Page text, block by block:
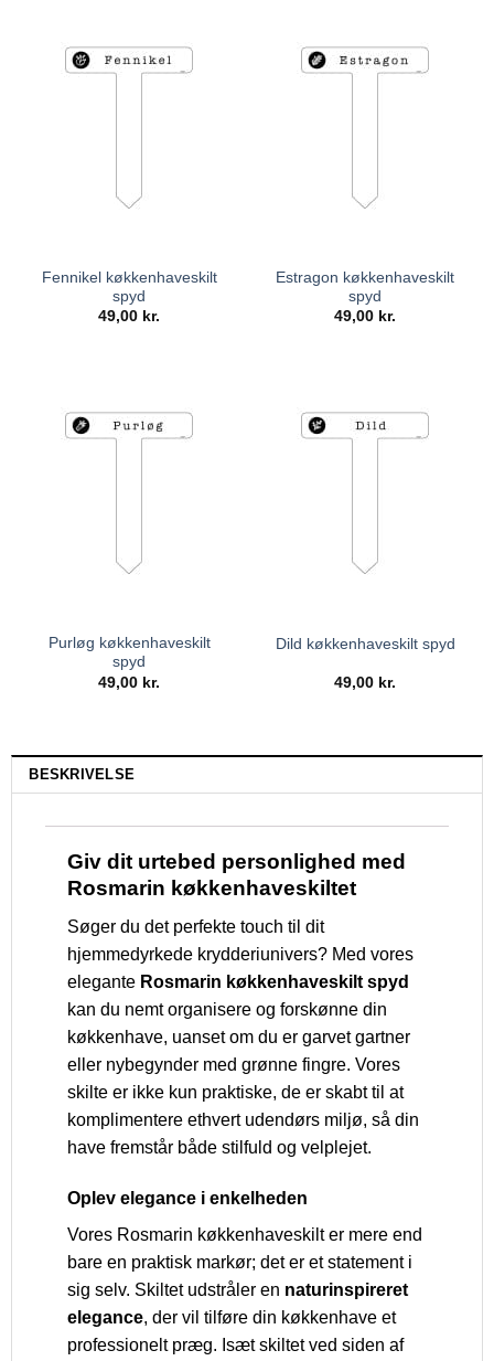
Fennikel køkkenhaveskilt
spyd
49,00 kr.
Estragon køkkenhaveskilt
spyd
49,00 kr.
Purløg køkkenhaveskilt
spyd
49,00 kr.
Dild køkkenhaveskilt spyd
49,00 kr.
BESKRIVELSE
Giv dit urtebed personlighed med
Rosmarin køkkenhaveskiltet
Søger du det perfekte touch til dit
hjemmedyrkede krydderiunivers? Med vores
elegante Rosmarin køkkenhaveskilt spyd
kan du nemt organisere og forskønne din
køkkenhave, uanset om du er garvet gartner
eller nybegynder med grønne fingre. Vores
skilte er ikke kun praktiske, de er skabt til at
komplimentere ethvert udendørs miljø, så din
have fremstår både stilfuld og velplejet.
Oplev elegance i enkelheden
Vores Rosmarin køkkenhaveskilt er mere end
bare en praktisk markør; det er et statement i
sig selv. Skiltet udstråler en naturinspireret
elegance, der vil tilføre din køkkenhave et
professionelt præg. Isæt skiltet ved siden af